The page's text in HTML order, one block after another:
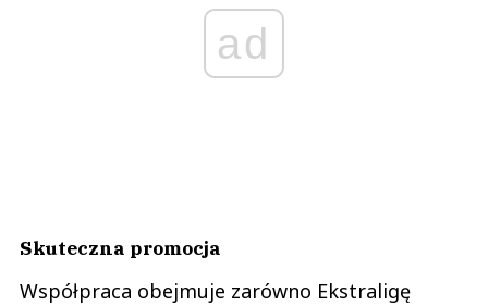
ad
Skuteczna promocja
Współpraca obejmuje zarówno Ekstraligę